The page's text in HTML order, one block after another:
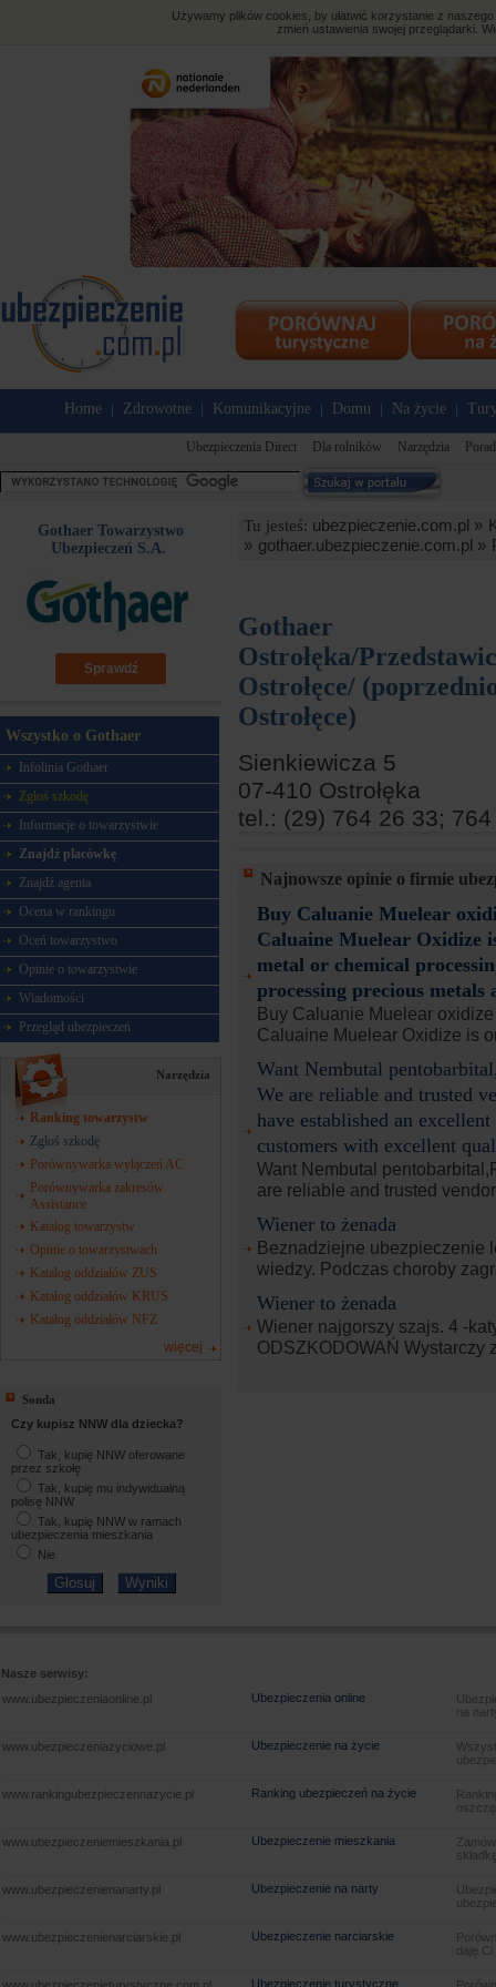
Używamy plików cookies, by ułatwić korzystanie z
zmień ustawienia swojej przeglądarki.
Home Zdrowotne Komunikacyjne Domu Na życie
Ubezpieczenia Direct Dla rolników Narzędzia
Gothaer Towarzystwo
Ubezpieczeń S.A.
Sprawdź
Wszystko o Gothaer
Infolinia Gothaer
Zgłoś szkodę
Informacje o towarzystwie
Znajdź placówkę
Znajdź agenta
Ocena w rankingu
Oceń towarzystwo
Opinie o towarzystwie
Wiadomości
Przegląd ubezpieczeń
Narzędzia
Ranking towarzystw
Zgłoś szkodę
Porównywarka wyłączeń AC
Porównywarka zakresów
Assistance
Katalog towarzystw
Opinie o towarzystwach
Katalog oddziałów ZUS
Katalog oddziałów KRUS
Katalog oddziałów NFZ
więcej
Sonda
Czy kupisz NNW dla dziecka?
Tak, kupię NNW oferowane
przez szkołę
Tak, kupię mu indywidualną
polisę NNW
Tak, kupię NNW w ramach
ubezpieczenia mieszkania
Nie
Tu jesteś: ubezpieczenie.com.pl »
» gothaer.ubezpieczenie.com.pl »
Gothaer
Ostrołęka/
Ostrołęce/
Ostrołęce)
Sienkiewicza 5
07-410 Ostrołęka
tel.: (29) 764 26 33;
Najnowsze opinie o firmie
Buy Caluanie Muelear
Caluaine Muelear Oxidize
metal or chemical
processing precious metals
Buy Caluanie Muelear
Caluaine Muelear Oxidize is
Want Nembutal
We are reliable and trusted
have established an
customers with excellent
Want Nembutal
are reliable and trusted
Wiener to żenada
Beznadziejne ubezpieczenie
wiedzy. Podczas choroby
Wiener to żenada
Wiener najgorszy szajs. 4 -
ODSZKODOWAŃ Wystarczy
Nasze serwisy:
www.ubezpieczeniaonline.pl
Ubezpieczenia online
na
www.ubezpieczeniazyciowe.pl Ubezpieczenie na życie
www.rankingubezpieczennazycie.pl Ranking ubezpieczeń na życie
www.ubezpieczeniemieszkania.pl Ubezpieczenie mieszkania
www.ubezpieczenienanarty.pl Ubezpieczenie na narty
www.ubezpieczenienarciarskie.pl Ubezpieczenie narciarskie
daję
Ubezpieczenie turystyczne